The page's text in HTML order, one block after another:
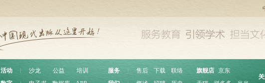
活动 沙龙 公益
培训
服务 ︱ 售后 下载
联络
旗舰店 京东